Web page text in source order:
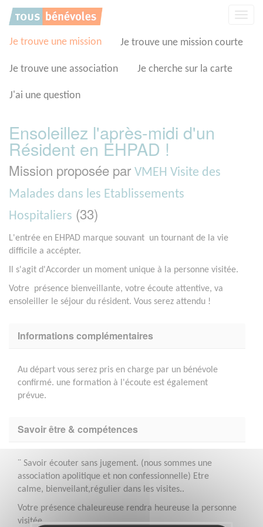
Je trouve une mission Je trouve une mission courte
Je trouve une association Je cherche sur la carte
J'ai une question
Ensoleillez l'après-midi d'un
Résident en EHPAD !
Mission proposée par VMEH Visite des
Malades dans les Etablissements
Hospitaliers (33)
L'entrée en EHPAD marque souvant un tournant de la vie
difficile a accépter.
Il s'agit d'Accorder un moment unique à la personne visitée.
Votre présence bienveillante, votre écoute attentive, va
ensoleiller le séjour du résident. Vous serez attendu !
Informations complémentaires
Au départ vous serez pris en charge par un bénévole
confirmé. une formation à l'écoute est également
prévue.
Savoir être & compétences
¨ Savoir écouter sans jugement. (nous sommes une
association apolitique et non confessionnelle) Etre
calme, bienveilant,régulier dans les visites..
Votre présence chaleureuse rendra heureuse la personne
visitée.
Panneau de gestion des cookies